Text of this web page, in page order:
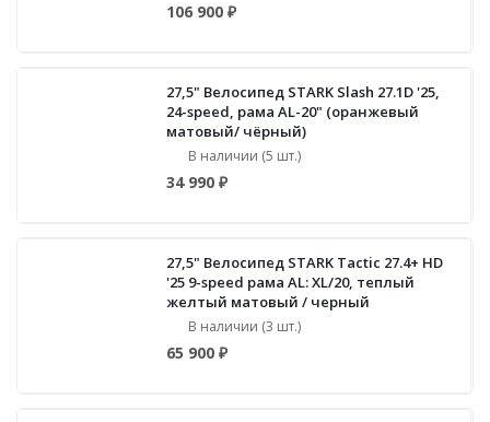
106 900 ₽
27,5" Велосипед STARK Slash 27.1D '25,
24-speed, рама AL-20" (оранжевый
матовый/ чёрный)
В наличии (5 шт.)
34 990 ₽
27,5" Велосипед STARK Tactic 27.4+ HD
'25 9-speed рама AL: XL/20, теплый
желтый матовый / черный
В наличии (3 шт.)
65 900 ₽